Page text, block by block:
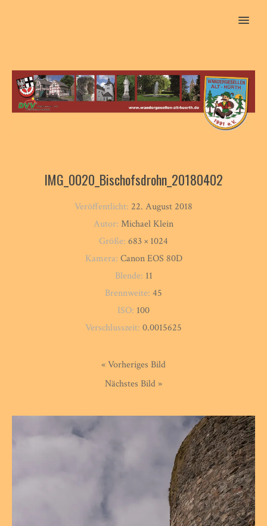
MENU
IMG_0020_Bischofsdrohn_20180402
Veröffentlicht: 22. August 2018
Autor: Michael Klein
Größe: 683 × 1024
Kamera: Canon EOS 80D
Blende: 11
Brennweite: 45
ISO: 100
Verschlusszeit: 0.0015625
« Vorheriges Bild
Nächstes Bild »